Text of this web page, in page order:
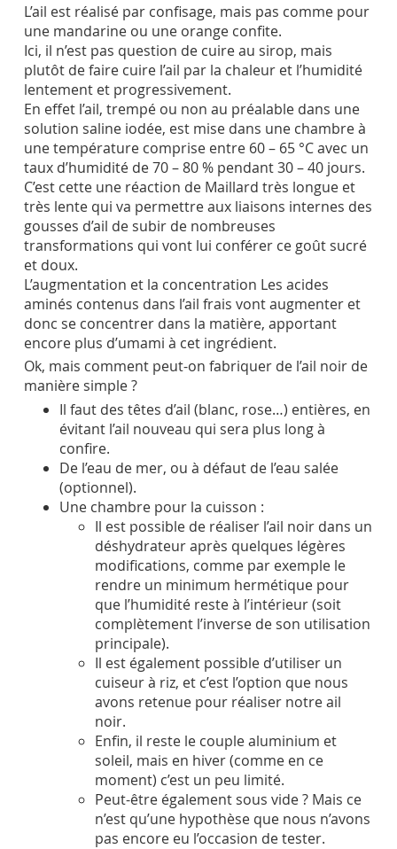
L’ail est réalisé par confisage, mais pas comme pour
une mandarine ou une orange confite.
Ici, il n’est pas question de cuire au sirop, mais
plutôt de faire cuire l’ail par la chaleur et l’humidité
lentement et progressivement.
En effet l’ail, trempé ou non au préalable dans une
solution saline iodée, est mise dans une chambre à
une température comprise entre 60 – 65 °C avec un
taux d’humidité de 70 – 80 % pendant 30 – 40 jours.
C’est cette une réaction de Maillard très longue et
très lente qui va permettre aux liaisons internes des
gousses d’ail de subir de nombreuses
transformations qui vont lui conférer ce goût sucré
et doux.
L’augmentation et la concentration Les acides
aminés contenus dans l’ail frais vont augmenter et
donc se concentrer dans la matière, apportant
encore plus d’umami à cet ingrédient.
Ok, mais comment peut-on fabriquer de l’ail noir de
manière simple ?
Il faut des têtes d’ail (blanc, rose…) entières, en
évitant l’ail nouveau qui sera plus long à
confire.
De l’eau de mer, ou à défaut de l’eau salée
(optionnel).
Une chambre pour la cuisson :
Il est possible de réaliser l’ail noir dans un
déshydrateur après quelques légères
modifications, comme par exemple le
rendre un minimum hermétique pour
que l’humidité reste à l’intérieur (soit
complètement l’inverse de son utilisation
principale).
Il est également possible d’utiliser un
cuiseur à riz, et c’est l’option que nous
avons retenue pour réaliser notre ail
noir.
Enfin, il reste le couple aluminium et
soleil, mais en hiver (comme en ce
moment) c’est un peu limité.
Peut-être également sous vide ? Mais ce
n’est qu’une hypothèse que nous n’avons
pas encore eu l’occasion de tester.